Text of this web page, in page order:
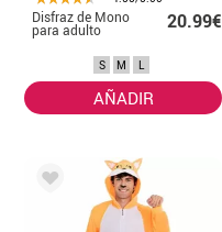
Disfraz de Mono
para adulto 20.99€
S M L
AÑADIR